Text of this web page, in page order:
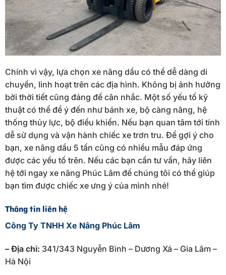
Chính vì vậy, lựa chọn xe nâng dầu có thể dễ dàng di
chuyển, linh hoạt trên các địa hình. Không bị ảnh hưởng
bời thời tiết cũng đáng để cân nhắc. Một số yếu tố kỹ
thuật có thể để ý đến như bánh xe, bộ càng nâng, hệ
thống thủy lực, bộ điều khiển. Nếu bạn quan tâm tới tính
dễ sử dụng và vận hành chiếc xe trơn tru. Để gợi ý cho
bạn, xe nâng dầu 5 tấn cũng có nhiều mẫu đáp ứng
được các yếu tố trên. Nếu các bạn cần tư vấn, hãy liên
hệ tới ngay xe nâng Phúc Lâm để chúng tôi có thể giúp
bạn tìm được chiếc xe ưng ý của mình nhé!
Thông tin liên hệ
Công Ty TNHH Xe Nâng Phúc Lâm
– Địa chỉ: 341/343 Nguyễn Bình – Dương Xá – Gia Lâm –
Hà Nội